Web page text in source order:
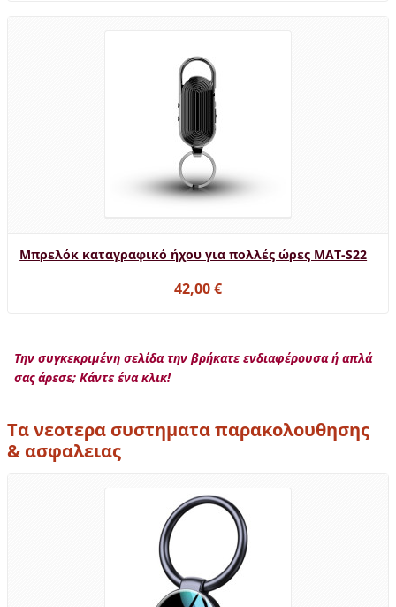
Μπρελόκ καταγραφικό ήχου για πολλές ώρες MAT-S22
42,00 €
Την συγκεκριμένη σελίδα την βρήκατε ενδιαφέρουσα ή απλά
σας άρεσε; Κάντε ένα κλικ!
Τα νεοτερα συστηματα παρακολουθησης
& ασφαλειας